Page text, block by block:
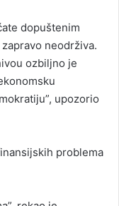
dopuštenim
neodrživa.
ozbiljno je
upozorio
problema